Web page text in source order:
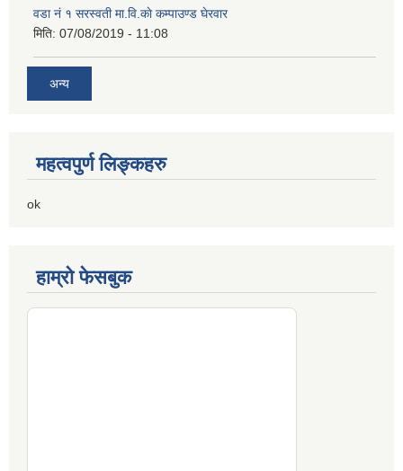
वडा नं १ सरस्वती मा.वि.काे कम्पाउण्ड घेरवार
मिति: 07/08/2019 - 11:08
अन्य
महत्वपुर्ण लिङ्कहरु
ok
हाम्रो फेसबुक